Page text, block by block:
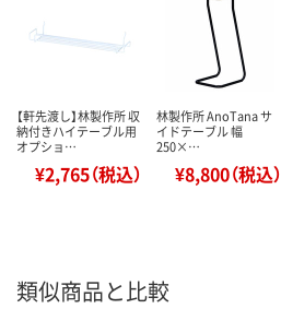
【軒先渡し】林製作所 収
納付きハイテーブル用
オプショ…
¥2,765（税込）
林製作所 AnoTana サ
イドテーブル 幅
250×…
¥8,800（税込）
類似商品と比較